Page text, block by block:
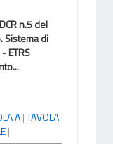
n.5 del
Sistema di
ETRS
A|TAVOLA
|